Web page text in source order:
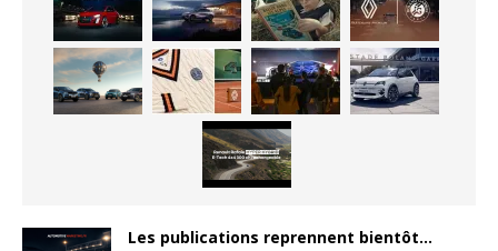
Les publications reprennent bientôt…